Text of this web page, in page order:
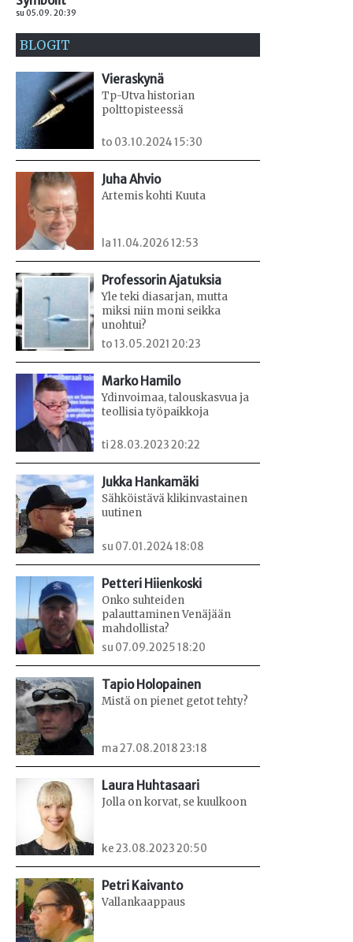
su 05.09. 20:39
BLOGIT
Vieraskynä
Tp-Utva historian
polttopisteessä
to 03.10.2024 15:30
Juha Ahvio
Artemis kohti Kuuta
la 11.04.2026 12:53
Professorin Ajatuksia
Yle teki diasarjan, mutta
miksi niin moni seikka
unohtui?
to 13.05.2021 20:23
Marko Hamilo
Ydinvoimaa, talouskasvua ja
teollisia työpaikkoja
ti 28.03.2023 20:22
Jukka Hankamäki
Sähköistävä klikinvastainen
uutinen
su 07.01.2024 18:08
Petteri Hiienkoski
Onko suhteiden
palauttaminen Venäjään
mahdollista?
su 07.09.2025 18:20
Tapio Holopainen
Mistä on pienet getot tehty?
ma 27.08.2018 23:18
Laura Huhtasaari
Jolla on korvat, se kuulkoon
ke 23.08.2023 20:50
Petri Kaivanto
Vallankaappaus